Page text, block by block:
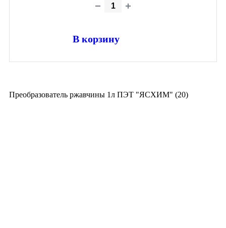
В корзину
Преобразователь ржавчины 1л ПЭТ "ЯСХИМ" (20)